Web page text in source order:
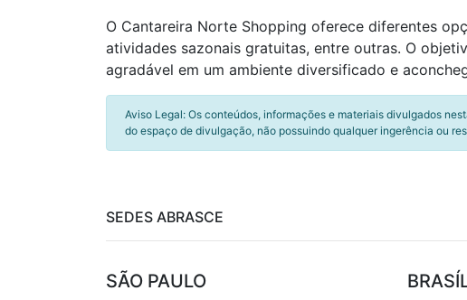
O Cantareira Norte Shopping oferece diferentes
atividades sazonais gratuitas, entre outras. O
agradável em um ambiente diversificado e
Aviso Legal: Os conteúdos, informações e materiais divulgados
do espaço de divulgação, não possuindo qualquer ingerência ou
SEDES ABRASCE
SÃO PAULO